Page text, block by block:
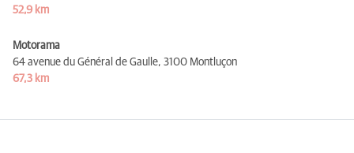
52,9 km
Motorama
64 avenue du Général de Gaulle, 3100 Montluçon
67,3 km